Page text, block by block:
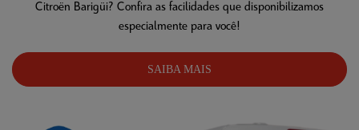
Citroën Barigüi? Confira as facilidades que disponibilizamos
especialmente para você!
SAIBA MAIS